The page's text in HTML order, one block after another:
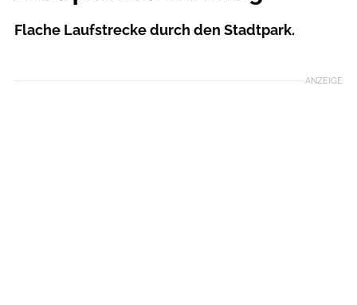
Flache Laufstrecke durch den Stadtpark.
ANZEIGE